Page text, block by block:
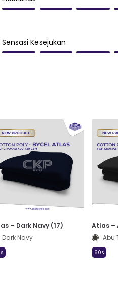
Sensasi Kesejukan
– Dark Navy (17)
Dark Navy
Atlas –
Abu
60s